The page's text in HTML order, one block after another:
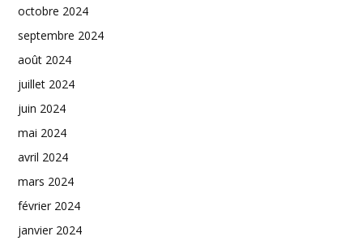
octobre 2024
septembre 2024
août 2024
juillet 2024
juin 2024
mai 2024
avril 2024
mars 2024
février 2024
janvier 2024